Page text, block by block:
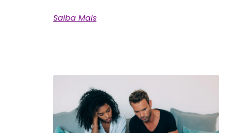
Saiba Mais